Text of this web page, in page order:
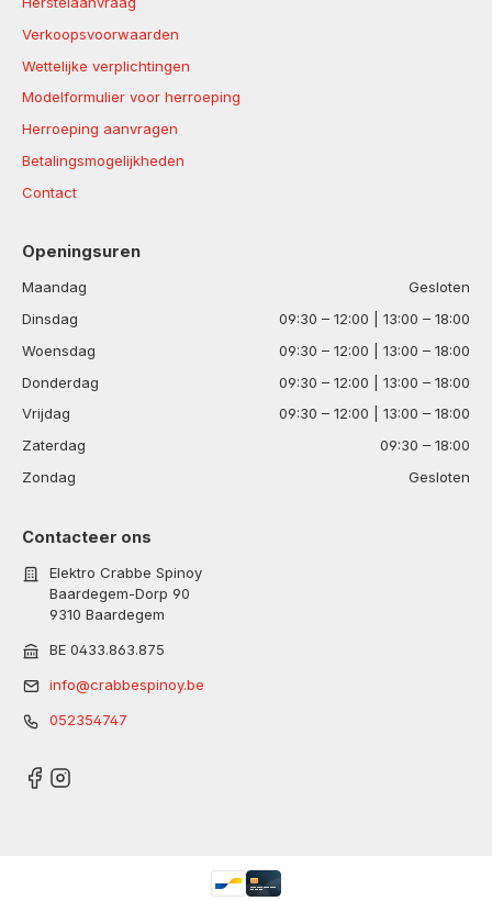
Verkoopsvoorwaarden
Wettelijke verplichtingen
Modelformulier voor herroeping
Herroeping aanvragen
Betalingsmogelijkheden
Contact
Openingsuren
Maandag
Gesloten
Dinsdag
09:30 – 12:00 | 13:00 – 18:00
Woensdag
09:30 – 12:00 | 13:00 – 18:00
Donderdag
09:30 – 12:00 | 13:00 – 18:00
Vrijdag
09:30 – 12:00 | 13:00 – 18:00
Zaterdag
09:30 – 18:00
Zondag
Gesloten
Contacteer ons
Elektro Crabbe Spinoy
Baardegem-Dorp 90
9310 Baardegem
BE 0433.863.875
info@crabbespinoy.be
052354747